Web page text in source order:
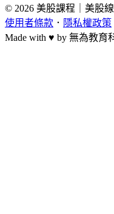
© 2026 美股課程｜美股
使用者條款 ． 隱私權政策
Made with ♥ by 無為教育